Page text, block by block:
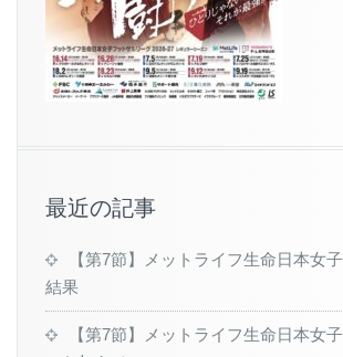
最近の記事
【第7節】メットライフ生命日本女
結果
【第7節】メットライフ生命日本女